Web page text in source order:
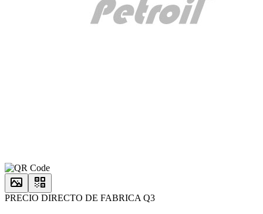
PRECIO DIRECTO DE FABRICA Q3